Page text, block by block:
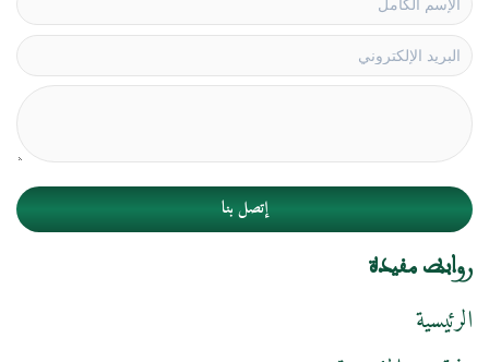
إتصل بنا
روابط مفيدة
الرئيسية